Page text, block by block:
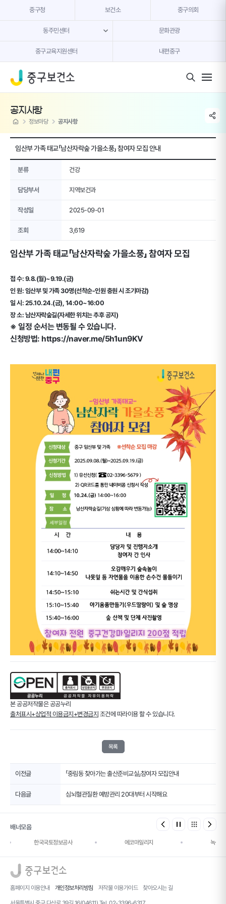
중구청 보건소 중구의회
동주민센터 문화관광
중구교육지원센터 내편중구
공지사항
home 정보마당 공지사항
share
임산부 가족 태교「남산자락숲 가을소풍」 참여자 모집 안내
분류 건강
담당부서 지역보건과
작성일 2025-09-01
조회 3,619
임산부 가족 태교「남산자락숲 가을소풍」 참여자 모집
접 수: 9.8.(월)~9.19.(금)
인 원: 임산부 및 가족 30명(선착순-인원 충원 시 조기마감)
일 시: 25.10.24.(금), 14:00~16:00
장 소: 남산자락숲길(자세한 위치는 추후 공지)
※ 일정 순서는 변동될 수 있습니다.
신청방법: https://naver.me/5h1un9KV
본 공공저작물은 공공누리
출처표시+상업적 이용금지+변경금지 조건에 따라이용 할 수 있습니다.
목록
이전글 「중림동 찾아가는 출산준비교실」참여자 모집안내
다음글 심뇌혈관질환 예방관리 20대부터 시작해요
배너모음
한국국토정보공사 에코마일리지 녹색건
홈페이지 이용안내 개인정보처리방침 저작물 이용가이드 찾아오시는 길